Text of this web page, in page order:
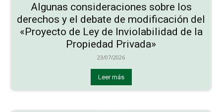
Algunas consideraciones sobre los
derechos y el debate de modificación del
«Proyecto de Ley de Inviolabilidad de la
Propiedad Privada»
23/07/2026
Leer más